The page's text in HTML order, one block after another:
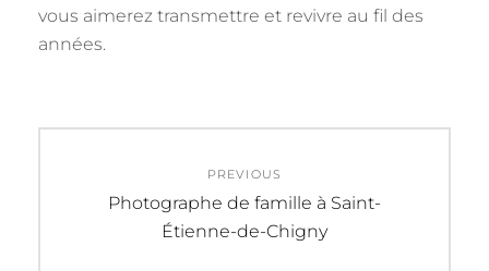
vous aimerez transmettre et revivre au fil des
années.
PREVIOUS
Previous
Photographe de famille à Saint-
Étienne-de-Chigny